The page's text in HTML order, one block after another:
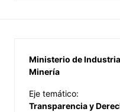
Ministerio de
Minería
Eje temático:
Transparencia y